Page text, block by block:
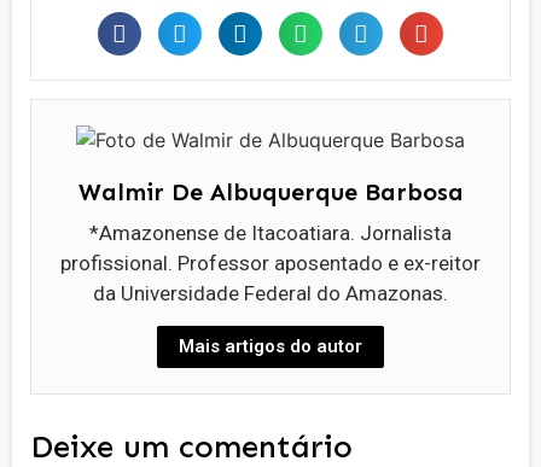
Walmir De Albuquerque Barbosa
*Amazonense de Itacoatiara. Jornalista
profissional. Professor aposentado e ex-reitor
da Universidade Federal do Amazonas.
Mais artigos do autor
Deixe um comentário